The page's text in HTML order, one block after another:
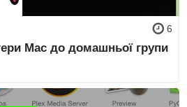
6
Mac до домашньої групи